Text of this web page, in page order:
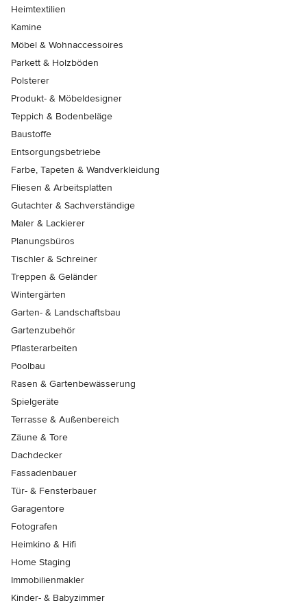
Heimtextilien
Kamine
Möbel & Wohnaccessoires
Parkett & Holzböden
Polsterer
Produkt- & Möbeldesigner
Teppich & Bodenbeläge
Baustoffe
Entsorgungsbetriebe
Farbe, Tapeten & Wandverkleidung
Fliesen & Arbeitsplatten
Gutachter & Sachverständige
Maler & Lackierer
Planungsbüros
Tischler & Schreiner
Treppen & Geländer
Wintergärten
Garten- & Landschaftsbau
Gartenzubehör
Pflasterarbeiten
Poolbau
Rasen & Gartenbewässerung
Spielgeräte
Terrasse & Außenbereich
Zäune & Tore
Dachdecker
Fassadenbauer
Tür- & Fensterbauer
Garagentore
Fotografen
Heimkino & Hifi
Home Staging
Immobilienmakler
Kinder- & Babyzimmer